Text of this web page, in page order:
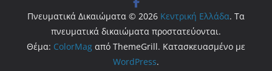
Πνευματικά Δικαιώματα © 2026 Κεντρική Ελλάδα. Τα
πνευματικά δικαιώματα προστατεύονται.
Θέμα: ColorMag από ThemeGrill. Κατασκευασμένο με
WordPress.